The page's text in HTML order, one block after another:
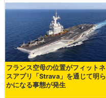
フランス空母の位置がフィットネ
スアプリ「Strava」を通じて明ら
かになる事態が発生